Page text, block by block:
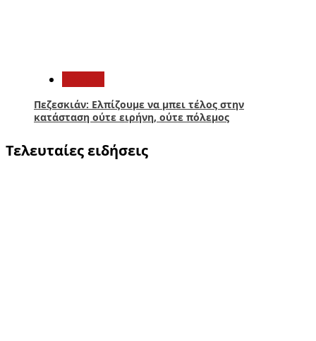
Πεζεσκιάν: Ελπίζουμε να μπει τέλος στην
κατάσταση ούτε ειρήνη, ούτε πόλεμος
Τελευταίες ειδήσεις